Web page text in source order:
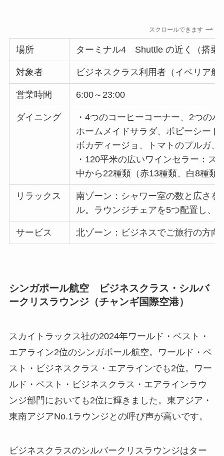
スクロールできます
場所 ターミナル4 Shuttle の近く（搭乗
対象者 ビジネスクラス利用者（イベリア
営業時間 6:00～23:00
ダイニング
・4つのコーヒーコーナー、2つの
ホームメイドサラダ、ポピーシー
ボカディージョ、トマトのプルガ
・120平米の広いワインセラー：
中から22種類（赤13種類、白8種類
リラックス
南ゾーン：シャワー室の数と広さ
ル。ラウンジチェアを5つ配置し、
サービス 北ゾーン：ビジネスでご旅行の方
シンガポール航空 ビジネスクラス・シルバ
ークリスラウンジ（チャンギ国際空港）
スカイトラックス社の2024年ワールド・ベスト・
エアライン2位のシンガポール航空。ワールド・ベ
スト・ビジネスクラス・エアラインでも2位。ワー
ルド・ベスト・ビジネスクラス・エアラインラウ
ンジ部門においても2位に輝きました。東アジア・
東南アジアNo.1ラウンジとの呼び声が高いです。
ビジネスクラスのシルバークリスラウンジはター